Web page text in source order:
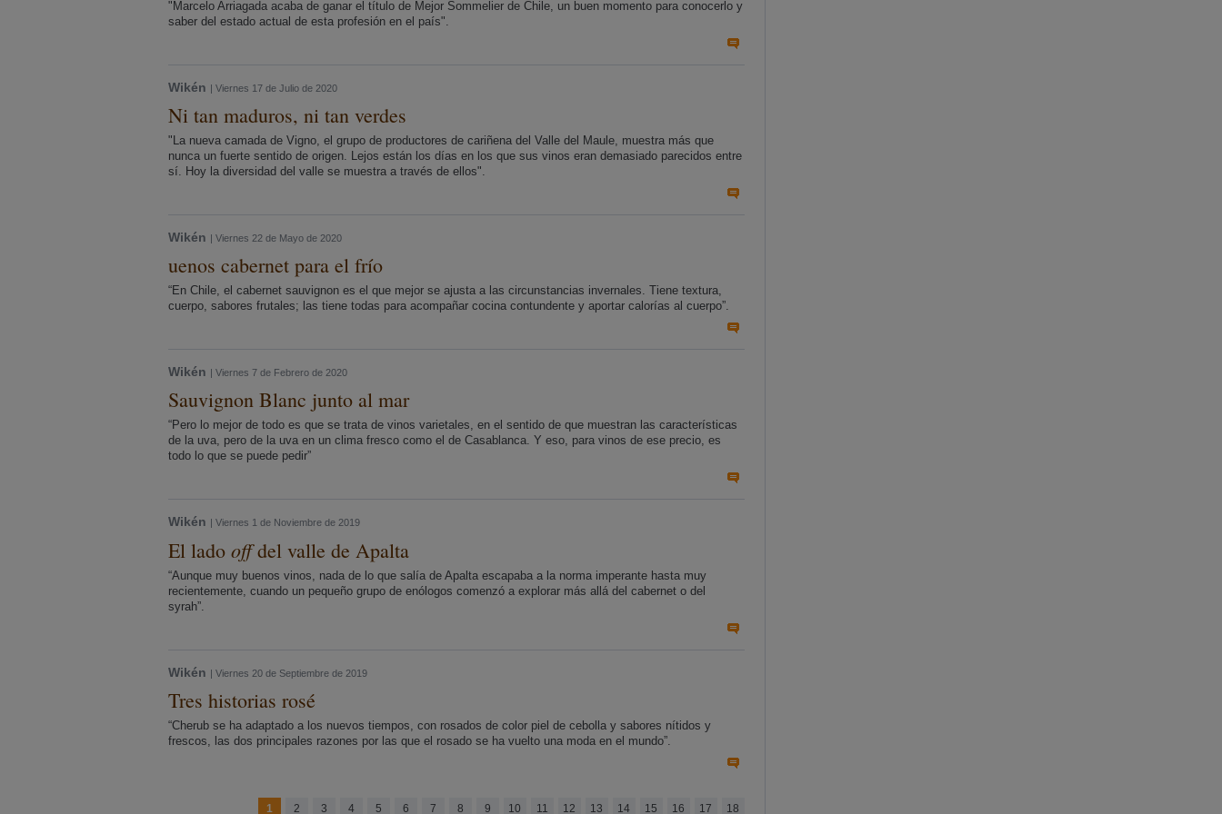
"Marcelo Arriagada acaba de ganar el título de Mejor Sommelier de Chile, un buen momento para conocerlo y
saber del estado actual de esta profesión en el país".
Wikén | Viernes 17 de Julio de 2020
Ni tan maduros, ni tan verdes
"La nueva camada de Vigno, el grupo de productores de cariñena del Valle del Maule, muestra más que
nunca un fuerte sentido de origen. Lejos están los días en los que sus vinos eran demasiado parecidos entre
sí. Hoy la diversidad del valle se muestra a través de ellos".
Wikén | Viernes 22 de Mayo de 2020
uenos cabernet para el frío
“En Chile, el cabernet sauvignon es el que mejor se ajusta a las circunstancias invernales. Tiene textura,
cuerpo, sabores frutales; las tiene todas para acompañar cocina contundente y aportar calorías al cuerpo”.
Wikén | Viernes 7 de Febrero de 2020
Sauvignon Blanc junto al mar
“Pero lo mejor de todo es que se trata de vinos varietales, en el sentido de que muestran las características
de la uva, pero de la uva en un clima fresco como el de Casablanca. Y eso, para vinos de ese precio, es
todo lo que se puede pedir”
Wikén | Viernes 1 de Noviembre de 2019
El lado offdel valle de Apalta
“Aunque muy buenos vinos, nada de lo que salía de Apalta escapaba a la norma imperante hasta muy
recientemente, cuando un pequeño grupo de enólogos comenzó a explorar más allá del cabernet o del
syrah”.
Wikén | Viernes 20 de Septiembre de 2019
Tres historias rosé
“Cherub se ha adaptado a los nuevos tiempos, con rosados de color piel de cebolla y sabores nítidos y
frescos, las dos principales razones por las que el rosado se ha vuelto una moda en el mundo”.
1 2 3 4 5 6 7 8 9 10 11 12 13 14 15 16 17 18